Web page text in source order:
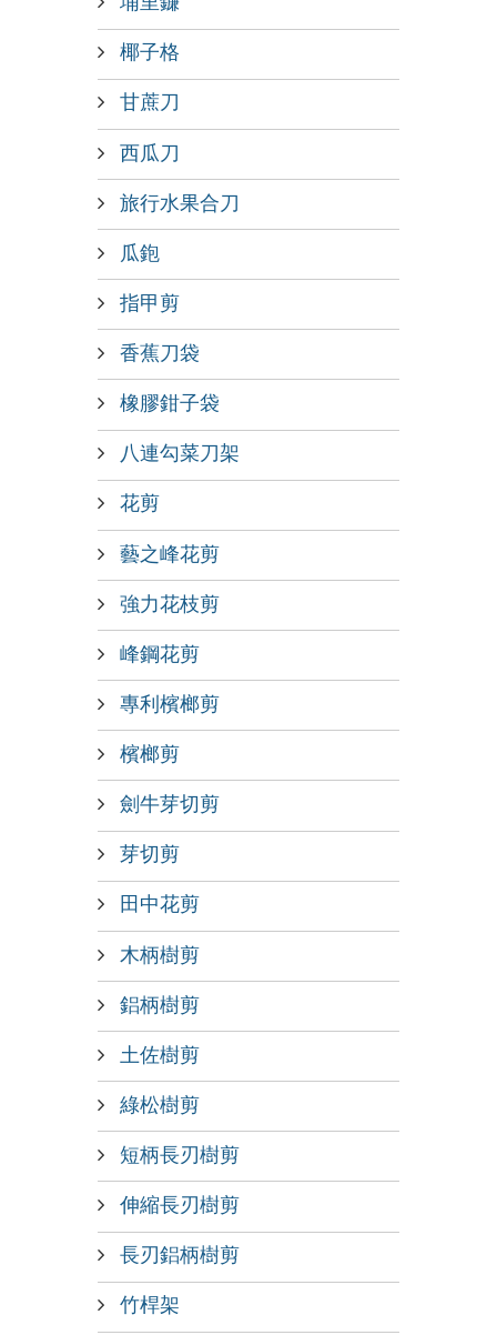
椰子格
甘蔗刀
西瓜刀
旅行水果合刀
瓜鉋
指甲剪
香蕉刀袋
橡膠鉗子袋
八連勾菜刀架
花剪
藝之峰花剪
強力花枝剪
峰鋼花剪
專利檳榔剪
檳榔剪
劍牛芽切剪
芽切剪
田中花剪
木柄樹剪
鋁柄樹剪
土佐樹剪
綠松樹剪
短柄長刃樹剪
伸縮長刃樹剪
長刃鋁柄樹剪
竹桿架